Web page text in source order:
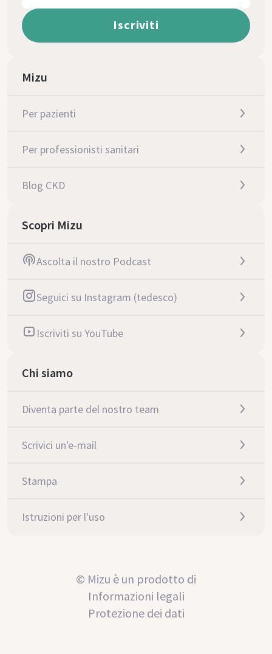
Mizu
Per pazienti
Per professionisti sanitari
Blog CKD
Scopri Mizu
Ascolta il nostro Podcast
Seguici su Instagram (tedesco)
Iscriviti su YouTube
Chi siamo
Diventa parte del nostro team
Scrivici un'e-mail
Stampa
Istruzioni per l'uso
© Mizu è un prodotto di
Informazioni legali
Protezione dei dati